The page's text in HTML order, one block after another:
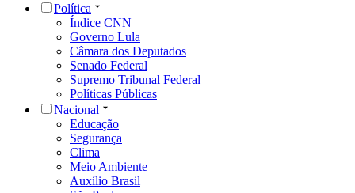
Política
Índice CNN
Governo Lula
Câmara dos Deputados
Senado Federal
Supremo Tribunal Federal
Políticas Públicas
Nacional
Educação
Segurança
Clima
Meio Ambiente
Auxílio Brasil